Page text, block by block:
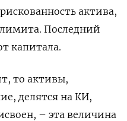
актива,
Последний
капитала.
то активы,
делятся на КИ,
– эта величина